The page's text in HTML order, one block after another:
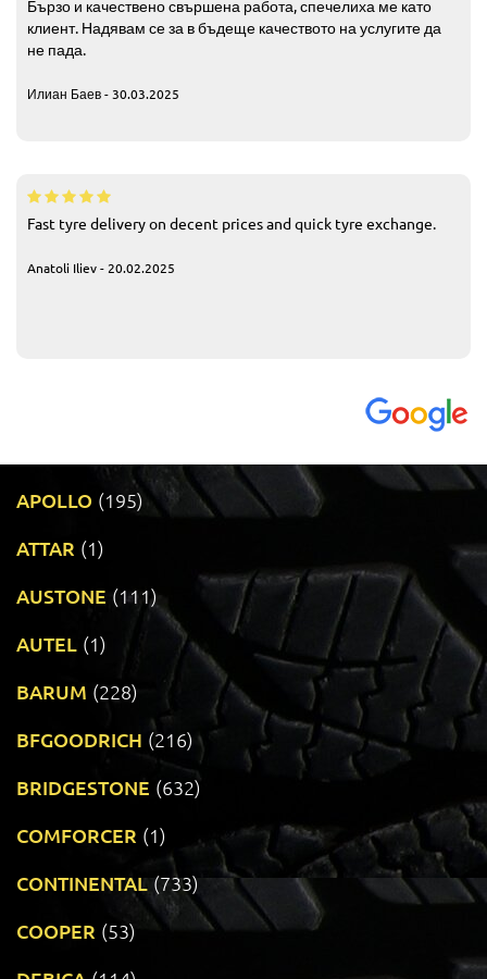
Бързо и качествено свършена работа, спечелиха ме като
клиент. Надявам се за в бъдеще качеството на услугите да
не пада.
Илиан Баев - 30.03.2025
Fast tyre delivery on decent prices and quick tyre exchange.
Anatoli Iliev - 20.02.2025
APOLLO (195)
ATTAR (1)
AUSTONE (111)
AUTEL (1)
BARUM (228)
BFGOODRICH (216)
BRIDGESTONE (632)
COMFORCER (1)
CONTINENTAL (733)
COOPER (53)